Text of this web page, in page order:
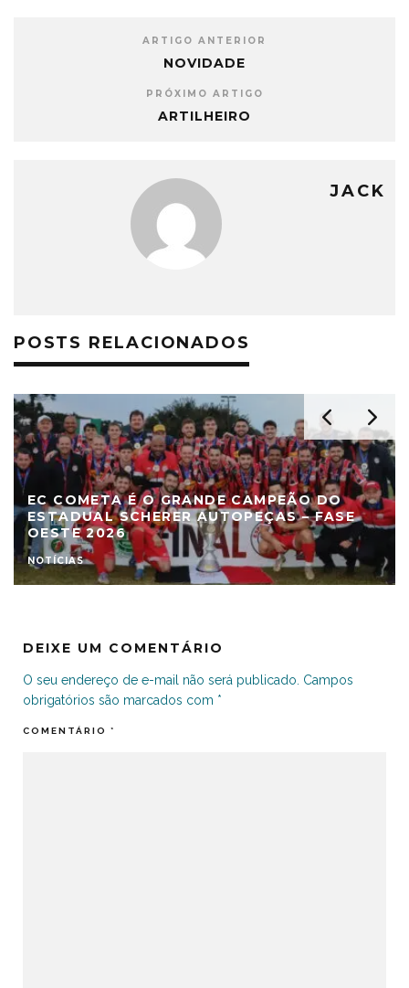
ARTIGO ANTERIOR
NOVIDADE
PRÓXIMO ARTIGO
ARTILHEIRO
JACK
POSTS RELACIONADOS
EC COMETA É O GRANDE CAMPEÃO DO
ESTADUAL SCHERER AUTOPEÇAS – FASE
OESTE 2026
NOTÍCIAS
DEIXE UM COMENTÁRIO
O seu endereço de e-mail não será publicado. Campos
obrigatórios são marcados com *
COMENTÁRIO *